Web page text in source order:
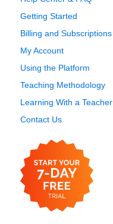
Getting Started
Billing and Subscriptions
My Account
Using the Platform
Teaching Methodology
Learning With a Teacher
Contact Us